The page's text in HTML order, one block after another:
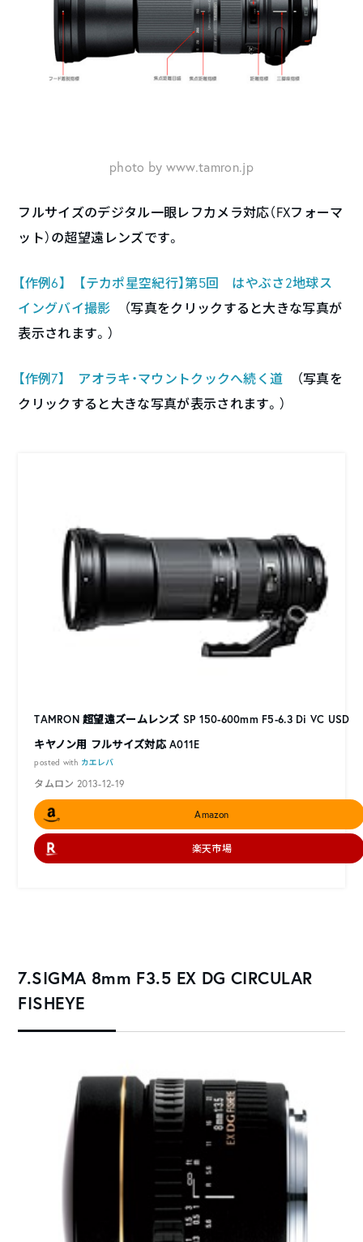
photo by www.tamron.jp
フルサイズのデジタル一眼レフカメラ対応（FXフォーマ
ット）の超望遠レンズです。
【作例6】 【テカポ星空紀行】第5回 はやぶさ2地球ス
イングバイ撮影 （写真をクリックすると大きな写真が
表示されます。）
【作例7】 アオラキ・マウントクックへ続く道 （写真を
クリックすると大きな写真が表示されます。）
TAMRON 超望遠ズームレンズ SP 150-600mm F5-6.3 Di VC USD
キヤノン用 フルサイズ対応 A011E
posted with カエレバ
タムロン 2013-12-19
Amazon
楽天市場
7.SIGMA 8mm F3.5 EX DG CIRCULAR
FISHEYE